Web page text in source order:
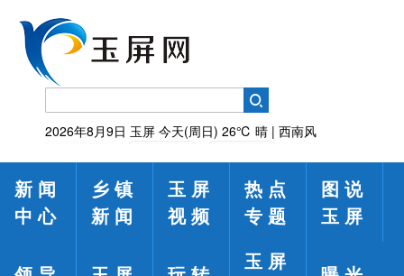
2026年8月9日 玉屏 今天(周日) 26℃ 晴 | 西南风
新闻
中心
乡镇
新闻
玉屏
视频
热点
专题
图说
玉屏
玉屏